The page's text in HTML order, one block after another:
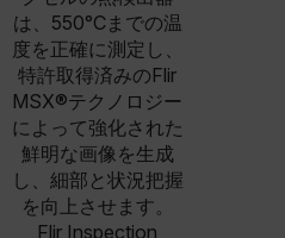
は、550°Cまでの温
度を正確に測定し、
特許取得済みのFlir
MSX®テクノロジー
によって強化された
鮮明な画像を生成
し、細部と状況把握
を向上させます。
Flir Inspection